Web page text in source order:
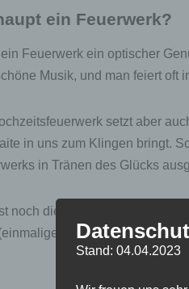
ein Feuerwerk?
Feuerwerk ein optischer
Musik, und man feiert oft
setzt aber
in uns zum Klingen bringt.
in Tränen des Glücks
noch die Betonung des
Ereignis im Leben,
Stand: 04.04.2023